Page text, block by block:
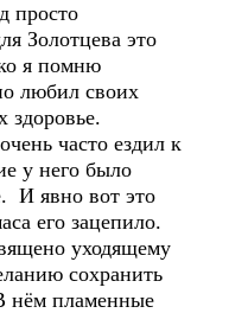
просто
Золотцева это
я помню
любил своих
здоровье.
часто ездил к
у него было
И явно вот это
его зацепило.
уходящему
сохранить
нём пламенные